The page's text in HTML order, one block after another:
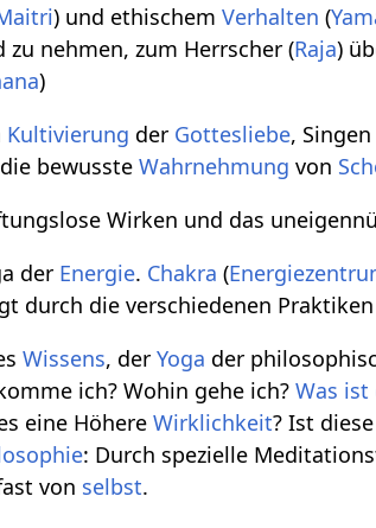
) und ethischemVerhalten (
zu nehmen, zum Herrscher (Raja)
)
Kultivierung der Gottesliebe,
bewussteWahrnehmung von
Wirken und das
der Energie. Chakra (
durch die verschiedenen
Wissens, derYoga der
ich? Wohin gehe ich?Was ist
eine HöhereWirklichkeit? Ist
: Durch spezielle
von selbst.